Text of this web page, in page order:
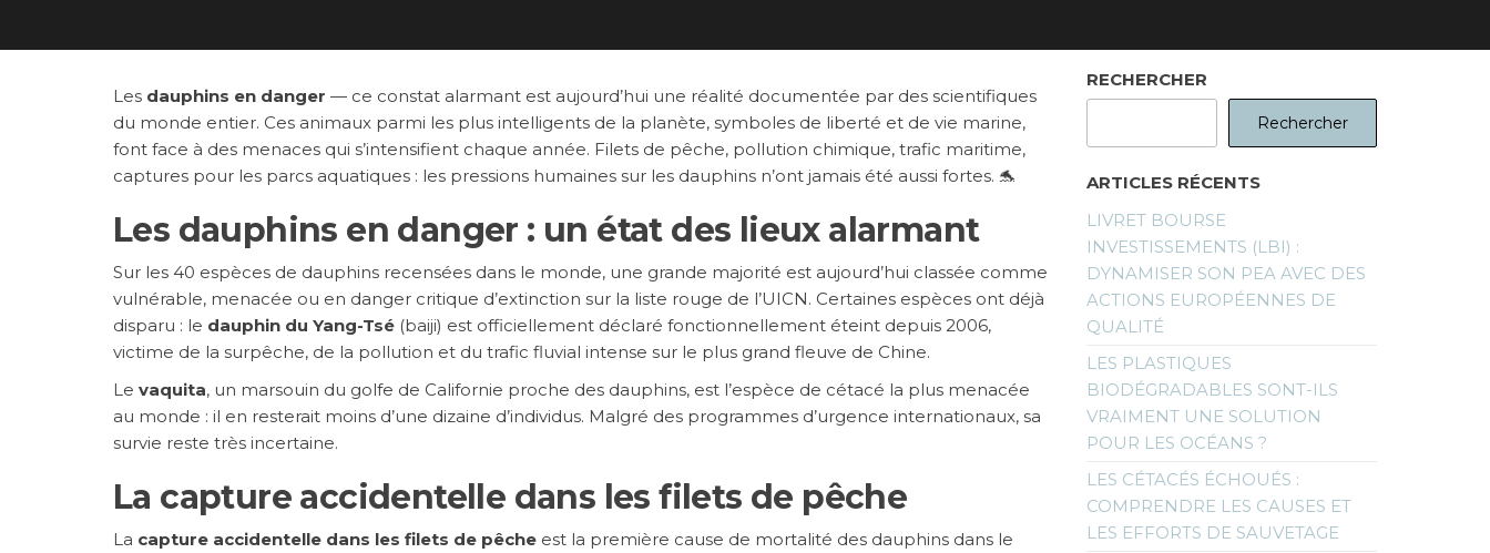
Les dauphins en danger — ce constat alarmant est aujourd’hui une réalité documentée par des scientifiques
du monde entier. Ces animaux parmi les plus intelligents de la planète, symboles de liberté et de vie marine,
font face à des menaces qui s’intensifient chaque année. Filets de pêche, pollution chimique, trafic maritime,
captures pour les parcs aquatiques : les pressions humaines sur les dauphins n’ont jamais été aussi fortes. 🐬
Les dauphins en danger : un état des lieux alarmant
Sur les 40 espèces de dauphins recensées dans le monde, une grande majorité est aujourd’hui classée comme
vulnérable, menacée ou en danger critique d’extinction sur la liste rouge de l’UICN. Certaines espèces ont déjà
disparu : le dauphin du Yang-Tsé (baiji) est officiellement déclaré fonctionnellement éteint depuis 2006,
victime de la surpêche, de la pollution et du trafic fluvial intense sur le plus grand fleuve de Chine.
Le vaquita, un marsouin du golfe de Californie proche des dauphins, est l’espèce de cétacé la plus menacée
au monde : il en resterait moins d’une dizaine d’individus. Malgré des programmes d’urgence internationaux, sa
survie reste très incertaine.
La capture accidentelle dans les filets de pêche
La capture accidentelle dans les filets de pêche est la première cause de mortalité des dauphins dans le
RECHERCHER
Rechercher
ARTICLES RÉCENTS
LIVRET BOURSE
INVESTISSEMENTS (LBI) :
DYNAMISER SON PEA AVEC DES
ACTIONS EUROPÉENNES DE
QUALITÉ
LES PLASTIQUES
BIODÉGRADABLES SONT-ILS
VRAIMENT UNE SOLUTION
POUR LES OCÉANS ?
LES CÉTACÉS ÉCHOUÉS :
COMPRENDRE LES CAUSES ET
LES EFFORTS DE SAUVETAGE